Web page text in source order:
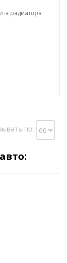
радиатора
по: